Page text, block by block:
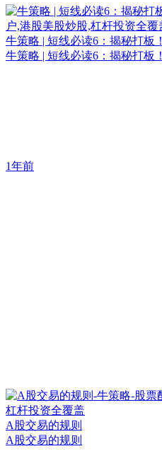
牛策略 | 短线必读6：揭秘打板！
牛策略 | 短线必读6：揭秘打板！
1年前
A股交易的规则
A股交易的规则